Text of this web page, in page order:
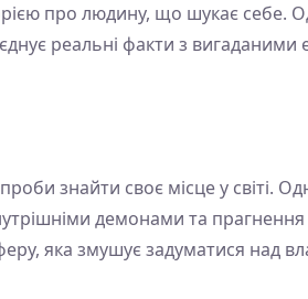
про людину, що шукає себе.
реальні факти з вигаданими
знайти своє місце у світі.
демонами та
яка змушує задуматися над